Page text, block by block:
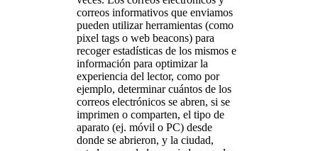
correos informativos que enviamos
pueden utilizar herramientas (como
pixel tags o web beacons) para
recoger estadísticas de los mismos e
información para optimizar la
experiencia del lector, como por
ejemplo, determinar cuántos de los
correos electrónicos se abren, si se
imprimen o comparten, el tipo de
aparato (ej. móvil o PC) desde
donde se abrieron, y la ciudad,